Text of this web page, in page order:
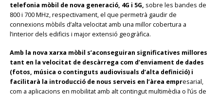
telefonia mòbil de nova generació, 4G i 5G, sobre les bandes de
800 i 700 MHz, respectivament, el que permetrà gaudir de
connexions mòbils d’alta velocitat amb una millor cobertura a
l’interior dels edificis i major extensió geogràfica.
Amb la nova xarxa mòbil s’aconseguiran significatives millores
tant en la velocitat de descàrrega com d’enviament de dades
(fotos, música o continguts audiovisuals d’alta definició) i
facilitarà la introducció de nous serveis en l’àrea empresarial,
com a aplicacions en mobilitat amb alt contingut multimèdia o l’ús de